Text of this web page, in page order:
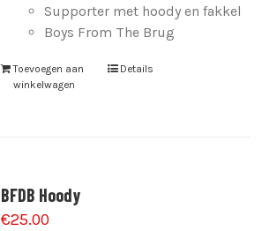
Supporter met hoody en fakkel
Boys From The Brug
Toevoegen aan
winkelwagen
Details
BFDB Hoody
€25.00